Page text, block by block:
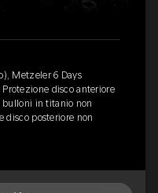
Metzeler 6 Days
disco anteriore
bulloni in titanio non
disco posteriore non